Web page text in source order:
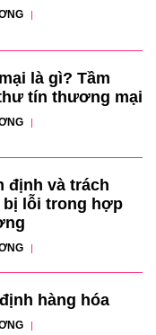
là gì? Tầm
tín thương mại
định và trách
bị lỗi trong hợp
hàng hóa